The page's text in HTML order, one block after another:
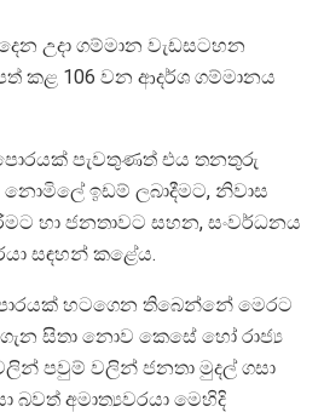
උදා ගම්මාන වැඩසටහන
කළ 106 වන ආදර්ශ ගම්මානය
පැවතුණත් එය තනතුරු
ඉඩම් ලබාදීමට, නිවාස
හා ජනතාවට සහන, සංවර්ධනය
සඳහන් කළේය.
හටගෙන තිබෙන්නේ මෙරට
සිතා නොව කෙසේ හෝ රාජ්‍ය
පවුම් වලින් ජනතා මුදල් ගසා
බවත් අමාත්‍යවරයා මෙහිදි